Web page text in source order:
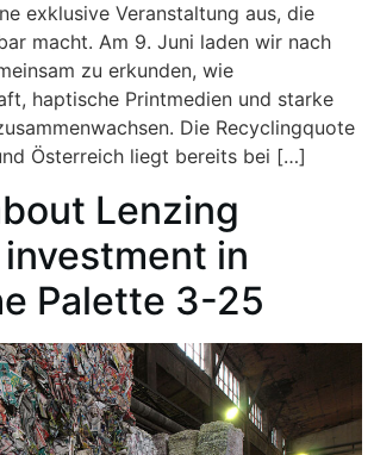
exklusive Veranstaltung aus, die
macht. Am 9. Juni laden wir nach
zu erkunden, wie
haptische Printmedien und starke
Die Recyclingquote
Österreich liegt bereits bei […]
Lenzing
in
Palette 3-25